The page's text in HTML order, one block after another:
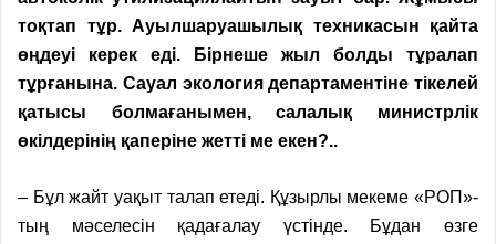
тоқтап тұр. Ауылшаруашылық техникасын қайта
өңдеуі керек еді. Бірнеше жыл болды тұралап
тұрғанына. Сауал экология департаментіне тікелей
қатысы болмағанымен, салалық министрлік
өкілдерінің қаперіне жетті ме екен?..
– Бұл жайт уақыт талап етеді. Құзырлы мекеме «РОП»-
тың мәселесін қадағалау үстінде. Бұдан өзге